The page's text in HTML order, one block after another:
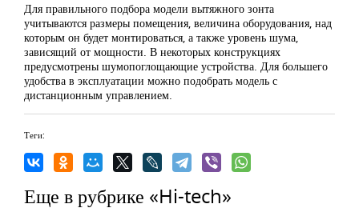
Для правильного подбора модели вытяжного зонта
учитываются размеры помещения, величина оборудования, над
которым он будет монтироваться, а также уровень шума,
зависящий от мощности. В некоторых конструкциях
предусмотрены шумопоглощающие устройства. Для большего
удобства в эксплуатации можно подобрать модель с
дистанционным управлением.
Теги:
Еще в рубрике «Hi-tech»